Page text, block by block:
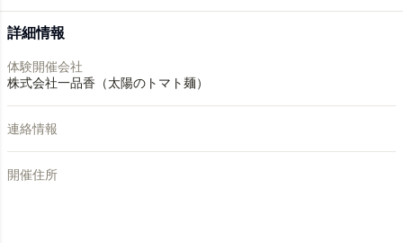
詳細情報
体験開催会社
株式会社一品香（太陽のトマト麺）
連絡情報
開催住所